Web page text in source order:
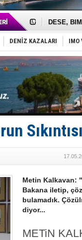
İngiliz
DESE,
35 milyon
İnsansız
Yüzyıl
Anadolu
Derince,
Tüpraş,
İTU AUV,
LNG
PROYAD,
Türk
DENİZ KAZALARI IMO
Metin Kalkavan:
Bakana iletip,
bulamadık.
diyor...
METiN